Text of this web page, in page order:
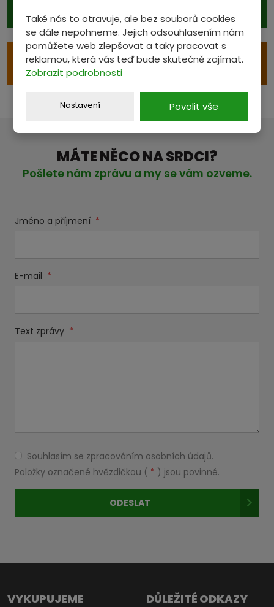
eVÝKUP S ODVOZEM
MÁTE NĚCO NA SRDCI?
Pošlete nám zprávu a my se vám ozveme.
Jméno a příjmení *
E-mail *
Text zprávy *
Souhlasím
se
zpracováním
osobních
Souhlasím se zpracováním osobních údajů.
Položky označené hvězdičkou ( * ) jsou povinné.
ODESLAT
nepodařilo
VYKUPUJEME DŮLEŽITÉ ODKAZY
Také nás to otravuje, ale bez souborů cookies
se dále nepohneme. Jejich odsouhlasením nám
pomůžete web zlepšovat a taky pracovat s
reklamou, která vás teď bude skutečně zajímat.
Zobrazit podrobnosti
Nastavení Povolit vše